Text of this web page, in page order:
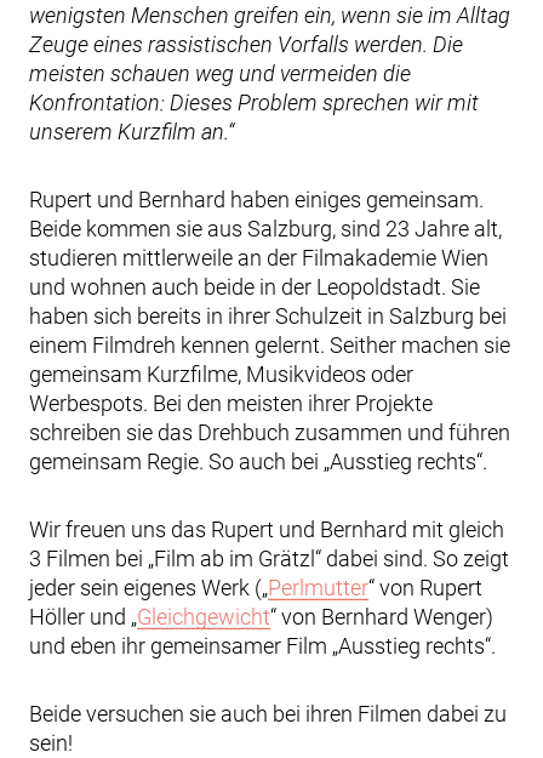
wenigsten Menschen greifen ein, wenn sie im Alltag
Zeuge eines rassistischen Vorfalls werden. Die
meisten schauen weg und vermeiden die
Konfrontation: Dieses Problem sprechen wir mit
unserem Kurzfilm an.“
Rupert und Bernhard haben einiges gemeinsam.
Beide kommen sie aus Salzburg, sind 23 Jahre alt,
studieren mittlerweile an der Filmakademie Wien
und wohnen auch beide in der Leopoldstadt. Sie
haben sich bereits in ihrer Schulzeit in Salzburg bei
einem Filmdreh kennen gelernt. Seither machen sie
gemeinsam Kurzfilme, Musikvideos oder
Werbespots. Bei den meisten ihrer Projekte
schreiben sie das Drehbuch zusammen und führen
gemeinsam Regie. So auch bei „Ausstieg rechts“.
Wir freuen uns das Rupert und Bernhard mit gleich
3 Filmen bei „Film ab im Grätzl“ dabei sind. So zeigt
jeder sein eigenes Werk („Perlmutter“ von Rupert
Höller und „Gleichgewicht“ von Bernhard Wenger)
und eben ihr gemeinsamer Film „Ausstieg rechts“.
Beide versuchen sie auch bei ihren Filmen dabei zu
sein!